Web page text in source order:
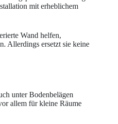
mit erheblichem
Wand helfen,
Allerdings ersetzt sie keine
unter Bodenbelägen
allem für kleine Räume